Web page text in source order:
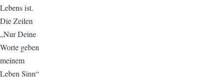
Lebens ist.
Die Zeilen
„Nur Deine
Worte geben
meinem
Leben Sinn“